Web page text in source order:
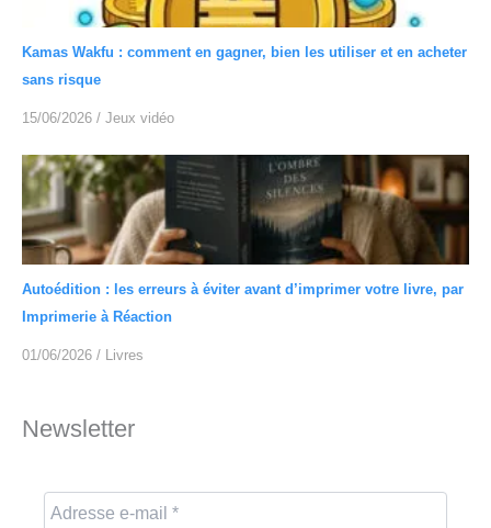
Kamas Wakfu : comment en gagner, bien les utiliser et en acheter
sans risque
15/06/2026 / Jeux vidéo
Autoédition : les erreurs à éviter avant d’imprimer votre livre, par
Imprimerie à Réaction
01/06/2026 / Livres
Newsletter